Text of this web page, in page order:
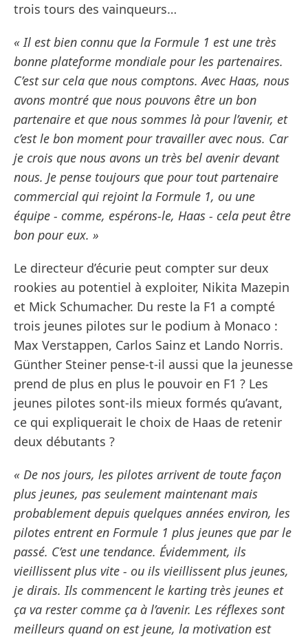
trois tours des vainqueurs…
« Il est bien connu que la Formule 1 est une très
bonne plateforme mondiale pour les partenaires.
C’est sur cela que nous comptons. Avec Haas, nous
avons montré que nous pouvons être un bon
partenaire et que nous sommes là pour l’avenir, et
c’est le bon moment pour travailler avec nous. Car
je crois que nous avons un très bel avenir devant
nous. Je pense toujours que pour tout partenaire
commercial qui rejoint la Formule 1, ou une
équipe - comme, espérons-le, Haas - cela peut être
bon pour eux. »
Le directeur d’écurie peut compter sur deux
rookies au potentiel à exploiter, Nikita Mazepin
et Mick Schumacher. Du reste la F1 a compté
trois jeunes pilotes sur le podium à Monaco :
Max Verstappen, Carlos Sainz et Lando Norris.
Günther Steiner pense-t-il aussi que la jeunesse
prend de plus en plus le pouvoir en F1 ? Les
jeunes pilotes sont-ils mieux formés qu’avant,
ce qui expliquerait le choix de Haas de retenir
deux débutants ?
« De nos jours, les pilotes arrivent de toute façon
plus jeunes, pas seulement maintenant mais
probablement depuis quelques années environ, les
pilotes entrent en Formule 1 plus jeunes que par le
passé. C’est une tendance. Évidemment, ils
vieillissent plus vite - ou ils vieillissent plus jeunes,
je dirais. Ils commencent le karting très jeunes et
ça va rester comme ça à l’avenir. Les réflexes sont
meilleurs quand on est jeune, la motivation est